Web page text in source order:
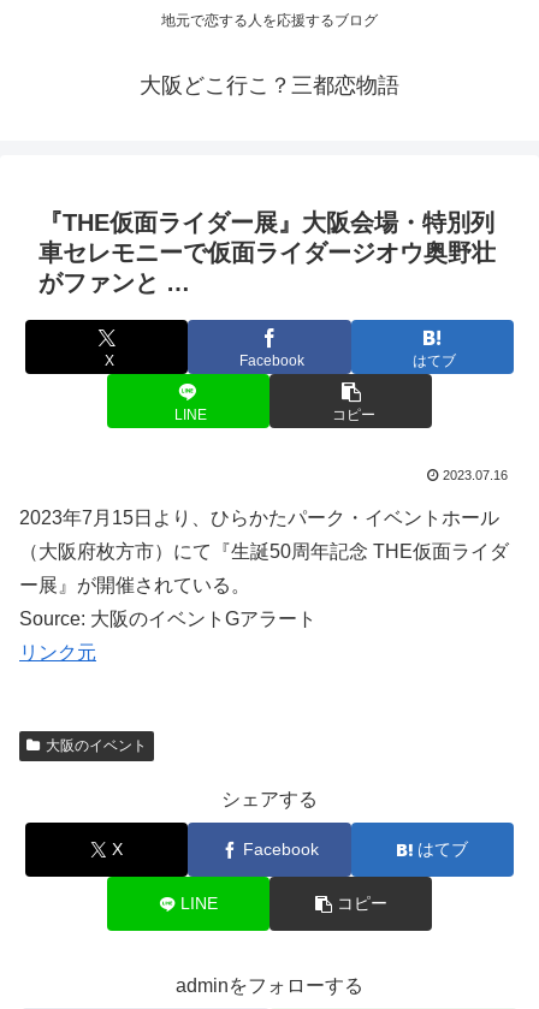
地元で恋する人を応援するブログ
大阪どこ行こ？三都恋物語
『THE仮面ライダー展』 大阪会場・特別列
車セレモニーで仮面ライダージオウ奥野壮
がファンと …
X Facebook はてブ
LINE コピー
2023.07.16
2023年7月15日より、ひらかたパーク・イベントホール
（大阪府枚方市）にて『生誕50周年記念 THE仮面ライダ
ー展』が開催されている。
Source: 大阪のイベントGアラート
リンク元
大阪のイベント
シェアする
X Facebook はてブ
LINE コピー
adminをフォローする